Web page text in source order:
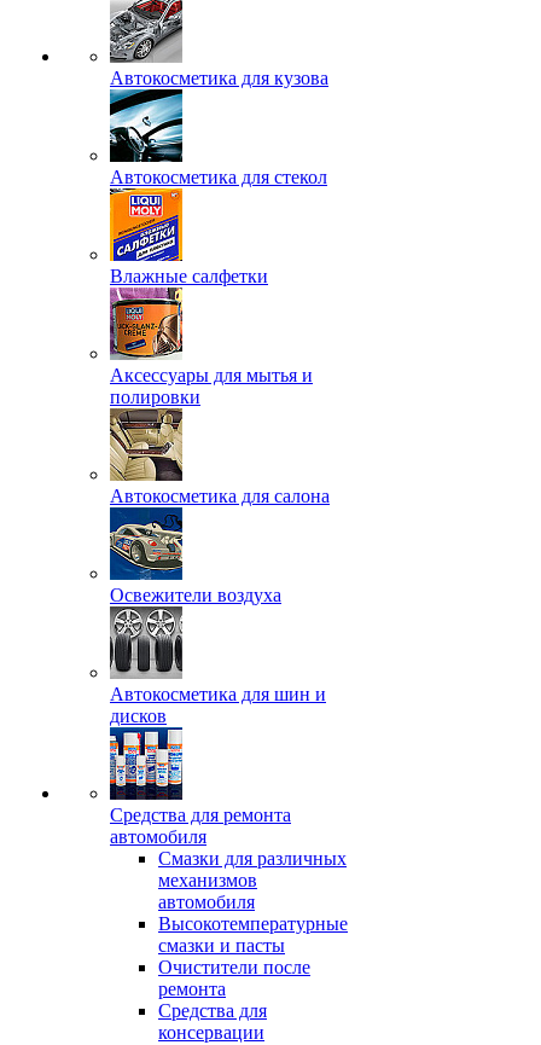
Автокосметика для кузова
Автокосметика для стекол
Влажные салфетки
Аксессуары для мытья и
полировки
Автокосметика для салона
Освежители воздуха
Автокосметика для шин и
дисков
Средства для ремонта
автомобиля
Смазки для различных
механизмов
автомобиля
Высокотемпературные
смазки и пасты
Очистители после
ремонта
Средства для
консервации